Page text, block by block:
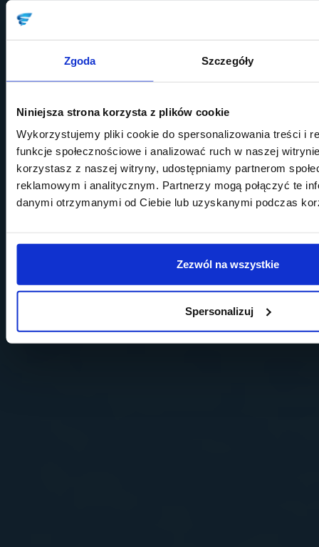
Zgoda Szczegóły
Niniejsza strona korzysta z plików cookie
Wykorzystujemy pliki cookie do spersonalizowania treści i
funkcje społecznościowe i analizować ruch w naszej
korzystasz z naszej witryny, udostępniamy partnerom
reklamowym i analitycznym. Partnerzy mogą połączyć te
danymi otrzymanymi od Ciebie lub uzyskanymi podczas
Zezwól na wszystkie
Spersonalizuj